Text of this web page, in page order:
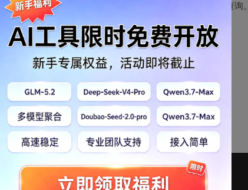
、非结构化和任何数据之上执行类似 Python 和 SQL 的查询。
购买的产品。
产品列表。
品的描述。